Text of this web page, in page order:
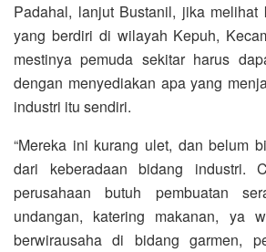
Padahal, lanjut Bustanil, jika melihat
yang berdiri di wilayah Kepuh,
mestinya pemuda sekitar harus
dengan menyediakan apa yang
industri itu sendiri.
“Mereka ini kurang ulet, dan belum
dari keberadaan bidang industri.
perusahaan butuh pembuatan
undangan, katering makanan, ya
berwirausaha di bidang garmen,